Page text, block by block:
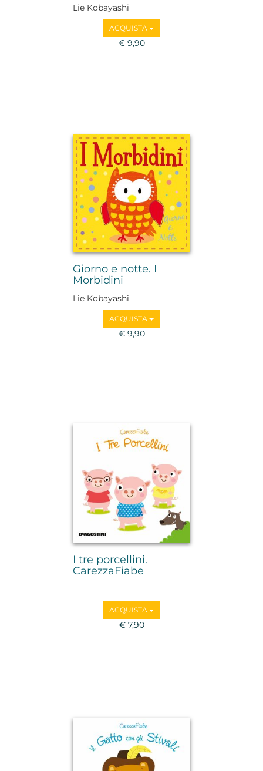
Lie Kobayashi
ACQUISTA
€ 9,90
Giorno e notte. I
Morbidini
Lie Kobayashi
ACQUISTA
€ 9,90
I tre porcellini.
CarezzaFiabe
ACQUISTA
€ 7,90